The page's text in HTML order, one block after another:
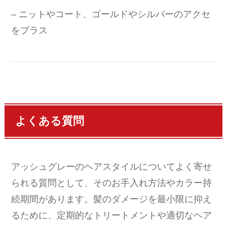
– ニットやコート、ゴールドやシルバーのアクセ
をプラス
よくある質問
アッシュグレーのヘアスタイルについてよく寄せ
られる質問として、そのお手入れ方法やカラー持
続期間があります。髪のダメージを最小限に抑え
るために、定期的なトリートメントや適切なヘア